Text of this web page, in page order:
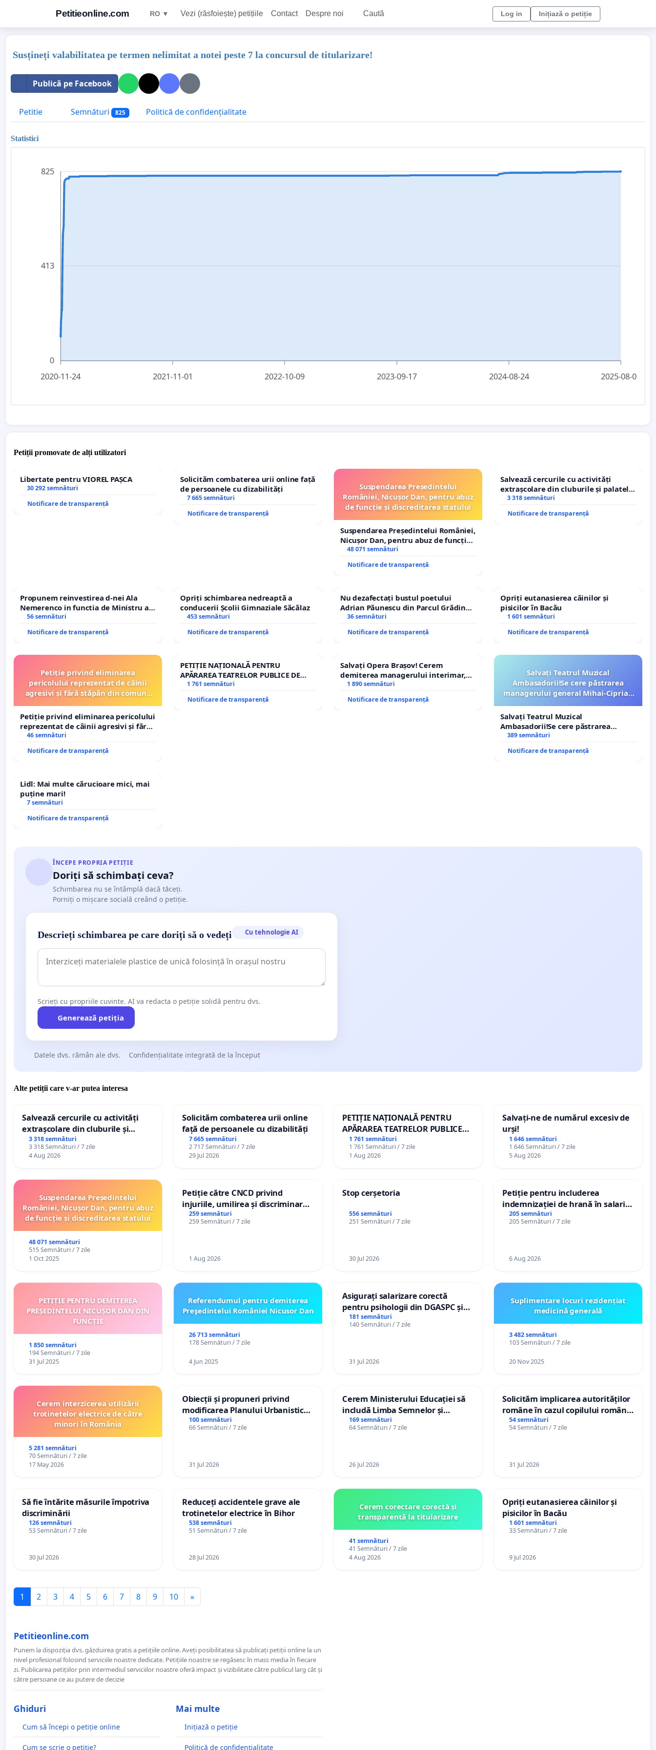
Petitieonline.com RO ▼ Vezi (răsfoiește) petițiile Contact Despre noi Caută Log in Inițiază o petiție
Susțineți valabilitatea pe termen nelimitat a notei peste 7 la concursul de titularizare!
Publică pe Facebook
Petitie Semnături 825 Politică de confidențialitate
Statistici
0
413
825
2020-11-24 2021-11-01 2022-10-09 2023-09-17 2024-08-24 2025-08-01
Petiții promovate de alți utilizatori
Libertate pentru VIOREL PAȘCA
30 292 semnături
Notificare de transparență
Solicităm combaterea urii online față
de persoanele cu dizabilități
7 665 semnături
Notificare de transparență
Suspendarea Președintelui
României, Nicușor Dan, pentru abuz
de funcție și discreditarea statului
Suspendarea Președintelui României,
Nicușor Dan, pentru abuz de funcție
și discreditarea statului
48 071 semnături
Notificare de transparență
Salvează cercurile cu activități
extrașcolare din cluburile și palatele
copiilor
3 318 semnături
Notificare de transparență
Propunem reinvestirea d-nei Ala
Nemerenco in functia de Ministru al
Sanatatii
56 semnături
Notificare de transparență
Opriți schimbarea nedreaptă a
conducerii Școlii Gimnaziale Săcălaz
453 semnături
Notificare de transparență
Nu dezafectați bustul poetului
Adrian Păunescu din Parcul Grădina
Icoanei! Stop cenzurii culturale!
36 semnături
Notificare de transparență
Opriți eutanasierea câinilor și
pisicilor în Bacău
1 601 semnături
Notificare de transparență
Petiție privind eliminarea
pericolului reprezentat de câinii
agresivi și fără stăpân din comuna
Petiție privind eliminarea pericolului
reprezentat de câinii agresivi și fără
stăpân din comuna Tunari
46 semnături
Notificare de transparență
PETIȚIE NAȚIONALĂ PENTRU
APĂRAREA TEATRELOR PUBLICE DE
REPERTORIU DIN ROMÂNIA
1 761 semnături
Notificare de transparență
Salvați Opera Brașov! Cerem
demiterea managerului interimar,
Petrean Lucian-Marius!
1 890 semnături
Notificare de transparență
Salvați Teatrul Muzical
Ambasadorii!Se cere păstrarea
managerului general Mihai-Ciprian
Salvați Teatrul Muzical
Ambasadorii!Se cere păstrarea
managerului general Mihai-Ciprian
ROGOJAN
389 semnături
Notificare de transparență
Lidl: Mai multe cărucioare mici, mai
puține mari!
7 semnături
Notificare de transparență
ÎNCEPE PROPRIA PETIȚIE
Doriți să schimbați ceva?
Schimbarea nu se întâmplă dacă tăceți.
Porniți o mișcare socială creând o petiție.
Descrieți schimbarea pe care doriți să o vedeți Cu tehnologie AI
Scrieți cu propriile cuvinte. AI va redacta o petiție solidă pentru dvs.
Generează petiția
Datele dvs. rămân ale dvs. Confidențialitate integrată de la început
Alte petiții care v-ar putea interesa
Salvează cercurile cu activități
extrașcolare din cluburile și
palatele copiilor
3 318 semnături
3 318 Semnături / 7 zile
4 Aug 2026
Solicităm combaterea urii online
față de persoanele cu dizabilități
7 665 semnături
2 717 Semnături / 7 zile
29 Jul 2026
PETIȚIE NAȚIONALĂ PENTRU
APĂRAREA TEATRELOR PUBLICE
DE REPERTORIU DIN ROMÂNIA
1 761 semnături
1 761 Semnături / 7 zile
1 Aug 2026
Salvați-ne de numărul excesiv de
urși!
1 646 semnături
1 646 Semnături / 7 zile
5 Aug 2026
Suspendarea Președintelui
României, Nicușor Dan, pentru abuz
de funcție și discreditarea statului
48 071 semnături
515 Semnături / 7 zile
1 Oct 2025
Petiție către CNCD privind
injuriile, umilirea și discriminarea
persoanelor cu dizabilități de
către utilizatorul TikTok „Gorici”
259 semnături
259 Semnături / 7 zile
1 Aug 2026
Stop cerșetoria
556 semnături
251 Semnături / 7 zile
30 Jul 2026
Petiție pentru includerea
indemnizației de hrană în salariul
de bază și protejarea gradațiilor
de vechime pentru asistenții
205 semnături
205 Semnături / 7 zile
6 Aug 2026
PETIȚIE PENTRU DEMITEREA
PREȘEDINTELUI NICUȘOR DAN DIN
FUNCȚIE
1 850 semnături
194 Semnături / 7 zile
31 Jul 2025
Referendumul pentru demiterea
Preşedintelui României Nicusor Dan
26 713 semnături
178 Semnături / 7 zile
4 Jun 2025
Asigurați salarizare corectă
pentru psihologii din DGASPC și
spitale
181 semnături
140 Semnături / 7 zile
31 Jul 2026
Suplimentare locuri rezidențiat
medicină generală
3 482 semnături
103 Semnături / 7 zile
20 Nov 2025
Cerem interzicerea utilizării
trotinetelor electrice de către
minori în România
5 281 semnături
70 Semnături / 7 zile
17 May 2026
Obiecții și propuneri privind
modificarea Planului Urbanistic
General al orașului Ialoveni
100 semnături
66 Semnături / 7 zile
31 Jul 2026
Cerem Ministerului Educației să
includă Limba Semnelor și
alfabetul Braille în școlile din
Republica Moldova!
169 semnături
64 Semnături / 7 zile
26 Jul 2026
Solicităm implicarea autorităților
române în cazul copilului român
Wiliam Kristian Gheorghe, aflat în
plasament în Danemarca de 12
54 semnături
54 Semnături / 7 zile
31 Jul 2026
Să fie întărite măsurile împotriva
discriminării
126 semnături
53 Semnături / 7 zile
30 Jul 2026
Reduceți accidentele grave ale
trotinetelor electrice în Bihor
538 semnături
51 Semnături / 7 zile
28 Jul 2026
Cerem corectare corectă și
transparentă la titularizare
41 semnături
41 Semnături / 7 zile
4 Aug 2026
Opriți eutanasierea câinilor și
pisicilor în Bacău
1 601 semnături
33 Semnături / 7 zile
9 Jul 2026
1 2 3 4 5 6 7 8 9 10 »
Petitieonline.com
Punem la dispoziția dvs. găzduirea gratis a petițiile online. Aveți posibilitatea să publicați petiții online la un
nivel profesional folosind serviciile noastre dedicate. Petițiile noastre se regăsesc în mass media în fiecare
zi. Publicarea petițiilor prin intermediul serviciilor noastre oferă impact și vizibilitate către publicul larg cât și
către persoane ce au putere de decizie
Ghiduri
Cum să începi o petiție online
Cum se scrie o petiție?
Mai multe
Inițiază o petiție
Politică de confidențialitate